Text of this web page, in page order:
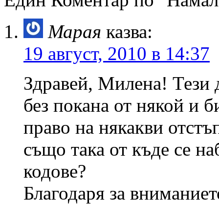
Марая казва:
19 август, 2010 в 14:37
Здравей, Милена! Тези
без покана от някой и
право на някакви
също така от къде се
кодове?
Благодаря за